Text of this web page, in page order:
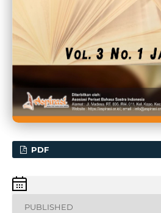
PDF
PUBLISHED